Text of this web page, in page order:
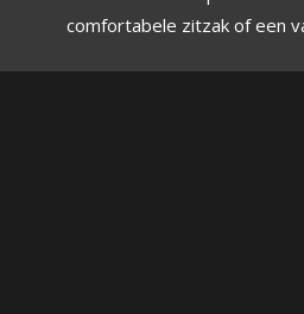
comfortabele zitzak of een